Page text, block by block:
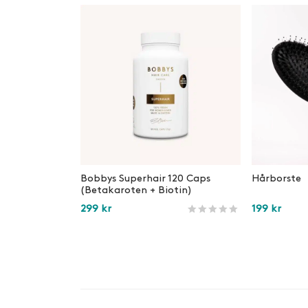
Bobbys Superhair 120 Caps
(Betakaroten + Biotin)
299 kr
Hårborste
199 kr